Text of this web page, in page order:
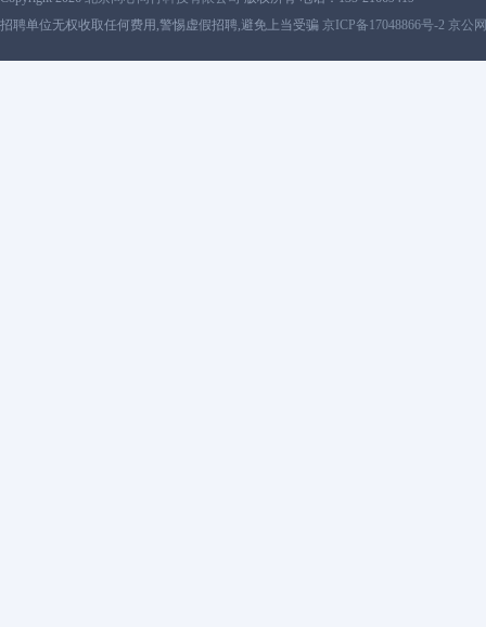
招聘单位无权收取任何费用,警惕虚假招聘,避免上当受骗 京ICP备17048866号-2 京公